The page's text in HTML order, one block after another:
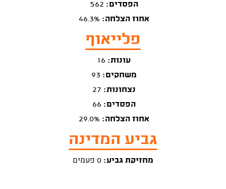
הפסדים:
אחוז הצלחה:
פלייאוף
עונות:
משחקים:
נצחונות:
הפסדים:
אחוז הצלחה:
גביע המדינה
מחזיקת גביע: 0 פעמים